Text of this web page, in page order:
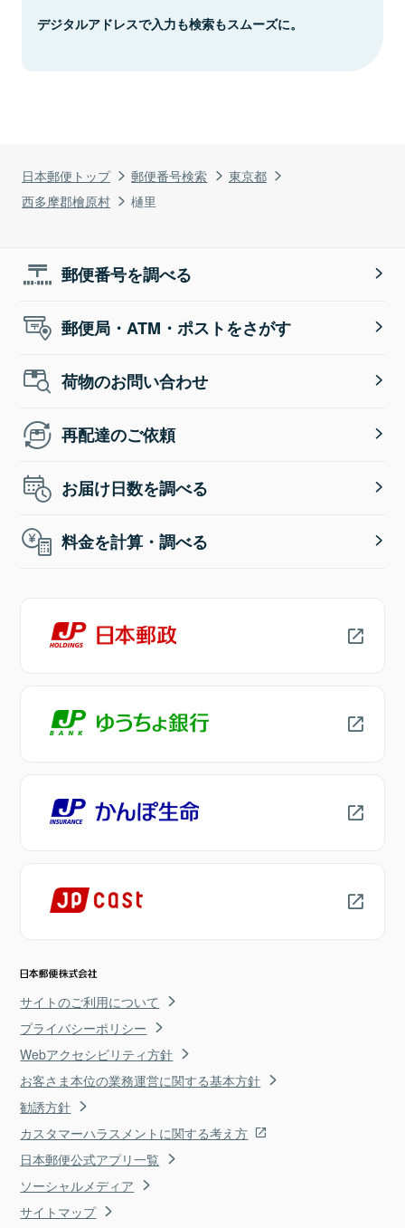
日本郵便トップ 郵便番号検索
東京都
西多摩郡檜原村
樋里
デジタルアドレスで入力も検索もスムーズに。
郵便番号を調べる
郵便局・ATM・ポストをさがす
荷物のお問い合わせ
再配達のご依頼
お届け日数を調べる
料金を計算・調べる
サイトのご利用について
プライバシーポリシー
Webアクセシビリティ方針
お客さま本位の業務運営に関する基本方針
勧誘方針
カスタマーハラスメントに関する考え方
日本郵便公式アプリ一覧
ソーシャルメディア
サイトマップ